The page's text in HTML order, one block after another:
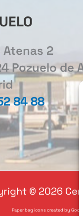
Atenas 2
Pozuelo de
84 88
© 2026
Paper bag icons created by Good